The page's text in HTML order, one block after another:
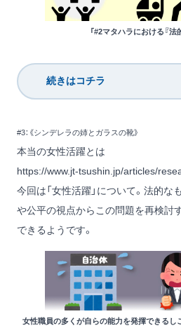
「#2マタハラにおける『法
続きはコチラ
#3：《シンデレラの姉とガラスの靴》
本当の女性活躍とは
https://www.jt-tsushin.jp/articles/
今回は「女性活躍」について。法的な
や公平の視点からこの問題を再検討
できるようです。
女性職員の多くが自らの能力を発揮できるし